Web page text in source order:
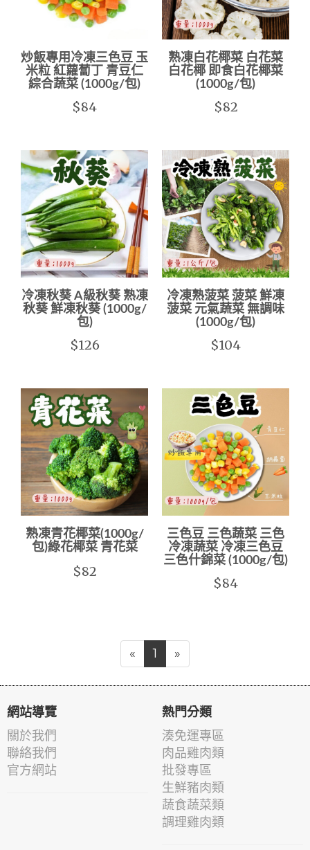
炒飯專用冷凍三色豆 玉
米粒 紅蘿蔔丁 青豆仁
綜合蔬菜 (1000g/包)
$84
熟凍白花椰菜 白花菜
白花椰 即食白花椰菜
(1000g/包)
$82
冷凍秋葵 A級秋葵 熟凍
秋葵 鮮凍秋葵 (1000g/
包)
$126
冷凍熟菠菜 菠菜 鮮凍
菠菜 元氣蔬菜 無調味
(1000g/包)
$104
熟凍青花椰菜(1000g/
包)綠花椰菜 青花菜
$82
三色豆 三色蔬菜 三色
冷凍蔬菜 冷凍三色豆
三色什錦菜 (1000g/包)
$84
« 1 »
網站導覽
關於我們
聯絡我們
官方網站
熱門分類
湊免運專區
肉品雞肉類
批發專區
生鮮豬肉類
蔬食蔬菜類
調理雞肉類